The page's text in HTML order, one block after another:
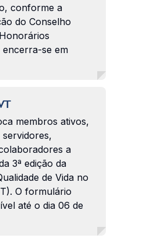
conforme a
do Conselho
se em
membros ativos,
a
3ª edição da
de Vida no
O formulário
até o dia 06 de